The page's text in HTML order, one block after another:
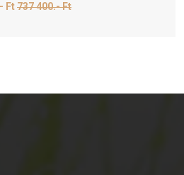
Ft737 400.- Ft